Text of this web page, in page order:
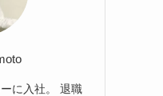
に入社。 退職